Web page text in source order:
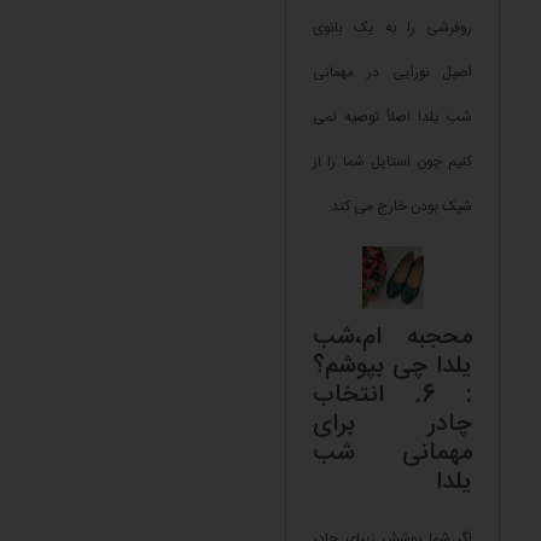
روفرشی را به یک بانوی
اصیل نورایی در مهمانی
شب یلدا اصلاً توصیه نمی
کنیم چون استایل شما را از
شیک بودن خارج می کند.
محجبه ام،شب
یلدا چی بپوشم؟
: 6. انتخاب
چادر برای
مهمانی شب
یلدا